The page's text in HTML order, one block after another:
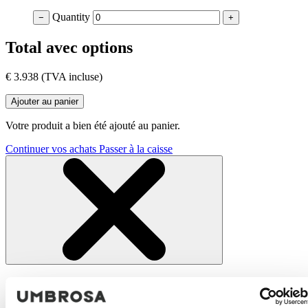
− Quantity +
Total avec options
€ 3.938 (TVA incluse)
Ajouter au panier
Votre produit a bien été ajouté au panier.
Continuer vos achats Passer à la caisse
En savoir plus sur notre Spectra parasol